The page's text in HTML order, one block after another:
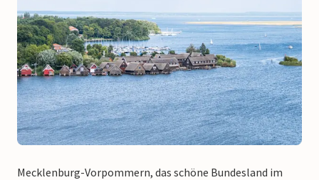
Mecklenburg-Vorpommern, das schöne Bundesland im